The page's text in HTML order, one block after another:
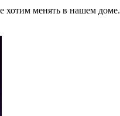
хотим менять в нашем доме.